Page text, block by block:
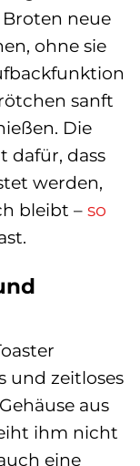
neue
ohne sie
sanft
Die
dafür, dass
werden,
bleibt – so
und zeitloses
aus
ihm nicht
eine